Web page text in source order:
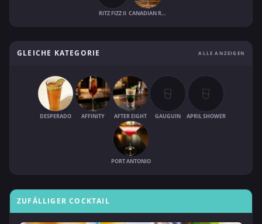
RITZ FIZZ II CANADIAN RITZ FIZZ
GLEICHE KATEGORIE ALLE ANZEIGEN
DESPERADO AFFINITY AFTER EIGHT GAUGUIN APRIL SHOWER
PORT ANTONIO
ZUFÄLLIGER COCKTAIL